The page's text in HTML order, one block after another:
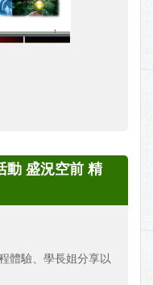
動 盛況空前 精
體驗、學長姐分享以